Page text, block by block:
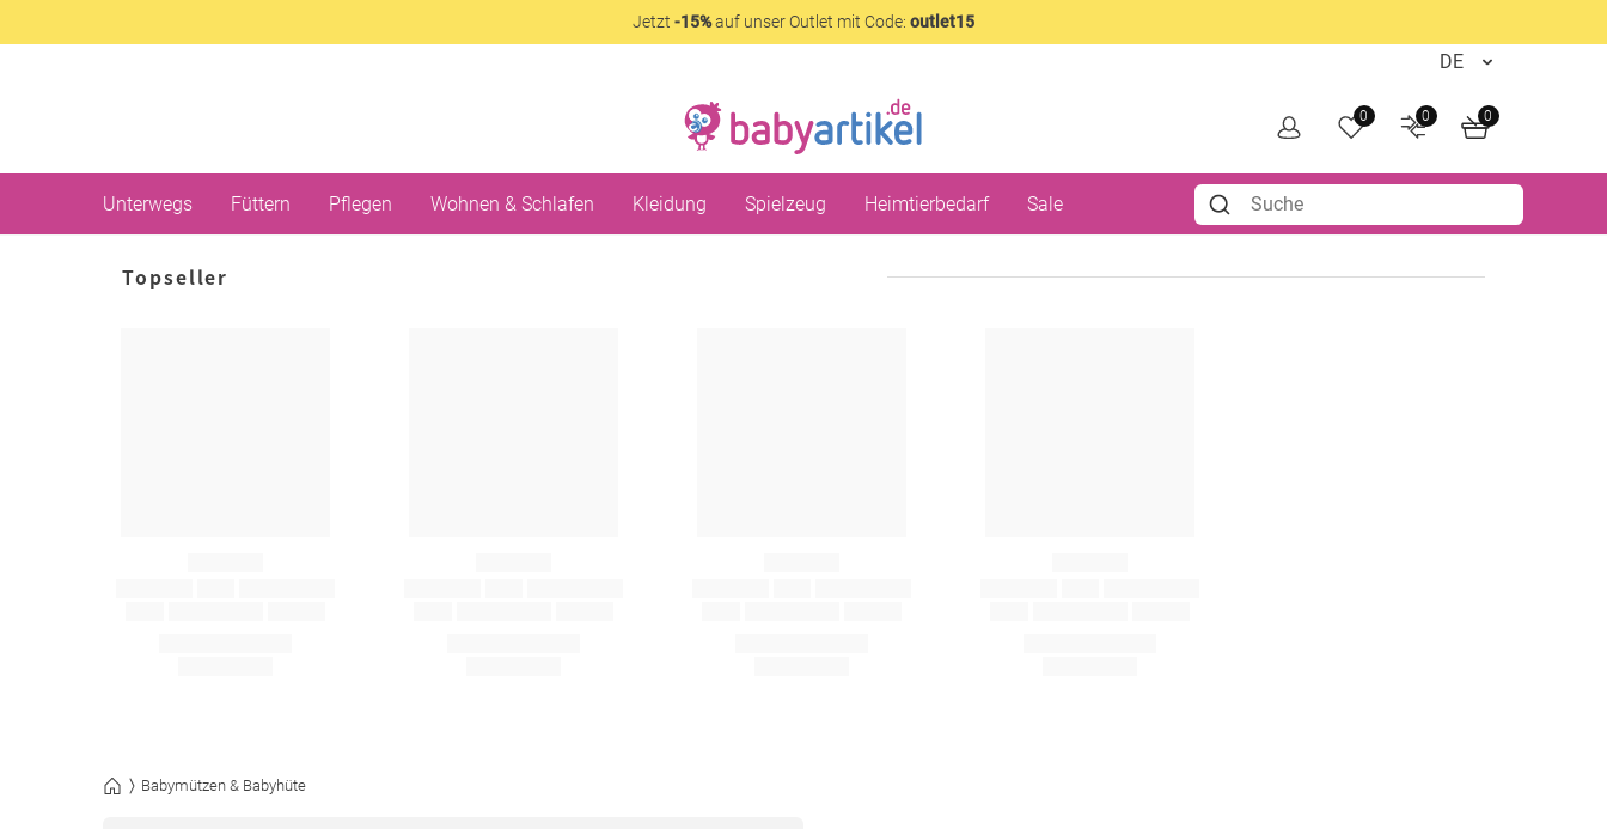
Jetzt -15%auf unser Outlet mit Code: outlet15
0 0 0
Unterwegs Füttern Pflegen Wohnen & Schlafen Kleidung Spielzeug Heimtierbedarf Sale
Topseller
Babymützen & Babyhüte